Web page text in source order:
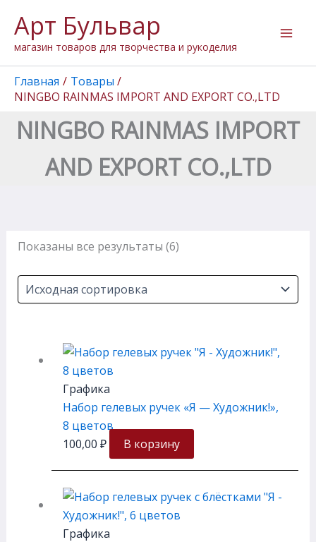
содержимому
Арт Бульвар
магазин товаров для творчества и рукоделия
Главная
Товары
NINGBO RAINMAS IMPORT AND EXPORT CO.,LTD
NINGBO RAINMAS IMPORT
AND EXPORT CO.,LTD
Показаны все результаты (6)
Графика
Набор гелевых ручек «Я — Художник!»,
8 цветов
100,00 ₽ В корзину
Графика